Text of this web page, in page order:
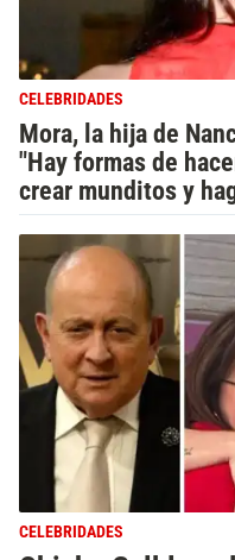
CELEBRIDADES
Mora, la hija de
"Hay formas de
crear munditos y
CELEBRIDADES